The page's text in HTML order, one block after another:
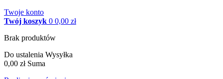
Twoje konto
Twój koszyk 0 0,00 zł
Brak produktów
Do ustalenia Wysyłka
0,00 zł Suma